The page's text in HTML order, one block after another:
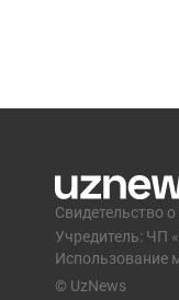
Свидетельство
Учредитель: ЧП
Использование
© UzNews